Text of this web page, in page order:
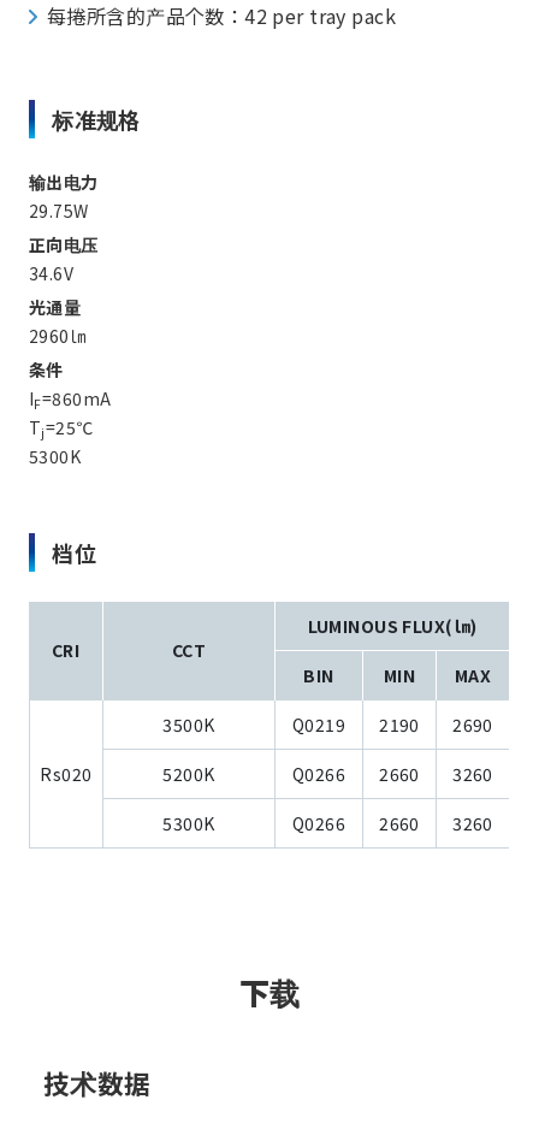
每捲所含的产品个数：42 per tray pack
标准规格
输出电力
29.75W
正向电压
34.6V
光通量
2960㏐
条件
IF=860mA
Tj=25℃
5300K
档位
CRI CCT
LUMINOUS FLUX(㏐)
BIN MIN MAX
Rs020
3500K Q0219 2190 2690
5200K Q0266 2660 3260
5300K Q0266 2660 3260
下载
技术数据